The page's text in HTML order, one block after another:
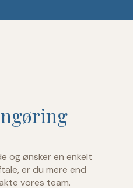
og ønsker en enkelt
er du mere end
vores team.